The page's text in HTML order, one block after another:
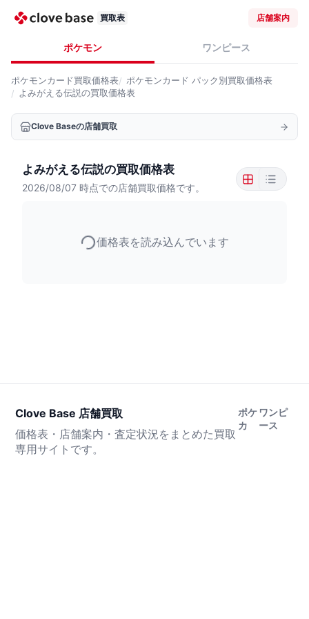
買取表 店舗案内
ポケモン ワンピース
ポケモンカード買取価格表 ポケモンカード パック別買取価格表
よみがえる伝説の買取価格表
Clove Baseの店舗買取
よみがえる伝説の買取価格表
2026/08/07 時点での店舗買取価格です。
価格表を読み込んでいます
Clove Base 店舗買取
価格表・店舗案内・査定状況をまとめた買取
専用サイトです。
ポケ
カ
ワンピ
ース